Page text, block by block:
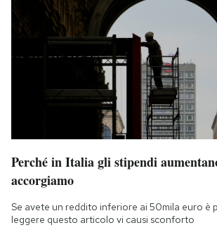
Perché in Italia gli stipendi
accorgiamo
Se avete un reddito inferiore ai 50mila euro è
leggere questo articolo vi causi sconforto